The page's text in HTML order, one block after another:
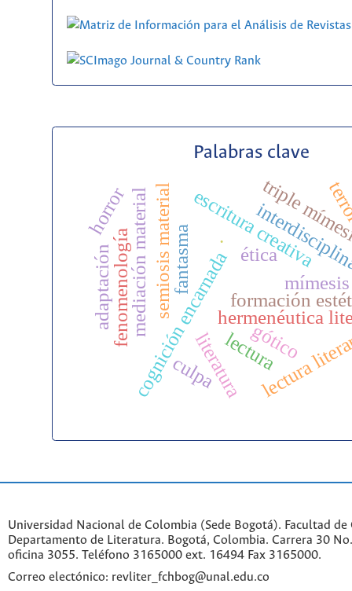
Palabras clave
cognición encarnadahermenéutica
mediación material mímesis
semiosis material .
escritura creativa
formación
fenomenología
lectura
triple
literatura
ética
lectura
adaptación
culpa
fantasma
gótico
horror
Universidad Nacional de Colombia (Sede Bogotá). Facultad de
Departamento de Literatura. Bogotá, Colombia. Carrera 30
oficina 3055. Teléfono 3165000 ext. 16494 Fax 3165000.
Correo electónico: revliter_fchbog@unal.edu.co